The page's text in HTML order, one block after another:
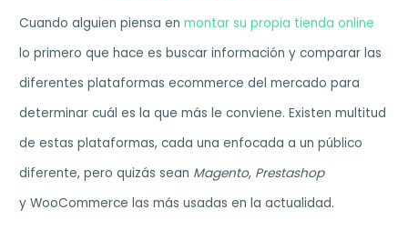
Cuando alguien piensa enmontar su propia tienda online
lo primero que hace es buscar información y comparar las
diferentes plataformas ecommerce del mercado para
determinar cuál es la que más le conviene. Existen multitud
de estas plataformas, cada una enfocada a un público
diferente, pero quizás sean Magento, Prestashop
y WooCommerce las más usadas en la actualidad.